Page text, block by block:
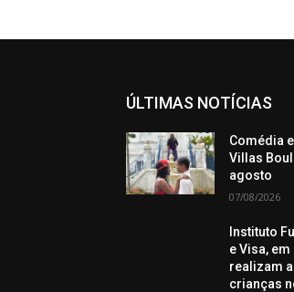
ÚLTIMAS NOTÍCIAS
Comédia
Villas
agosto
07/08/2026
Instituto
e Visa,
realizam
crianças